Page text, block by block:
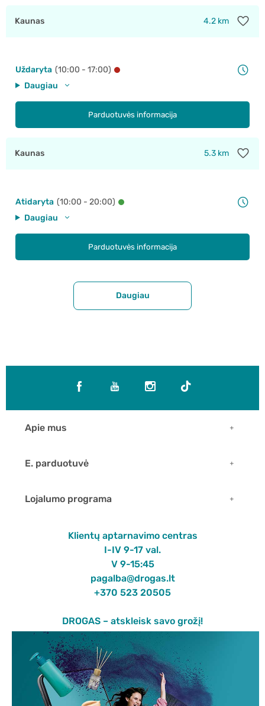
Kaunas 4.2 km
Uždaryta (10:00 - 17:00)
Daugiau
Parduotuvės informacija
Kaunas 5.3 km
Atidaryta (10:00 - 20:00)
Daugiau
Parduotuvės informacija
Daugiau
Apie mus
E. parduotuvė
Lojalumo programa
Klientų aptarnavimo centras
I-IV 9-17 val.
V 9-15:45
pagalba@drogas.lt
+370 523 20505
DROGAS – atskleisk savo grožį!